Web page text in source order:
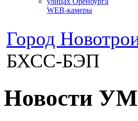
WEB-камеры
Город
БХСС-БЭП
Новости